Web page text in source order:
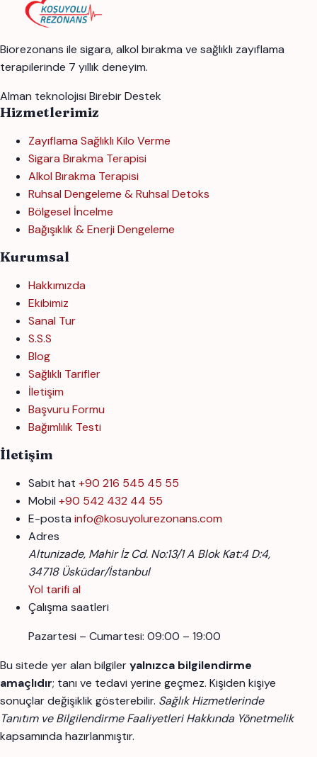
Biorezonans ile sigara, alkol bırakma ve sağlıklı zayıflama
terapilerinde 7 yıllık deneyim.
Alman teknolojisi Birebir Destek
Hizmetlerimiz
Zayıflama Sağlıklı Kilo Verme
Sigara Bırakma Terapisi
Alkol Bırakma Terapisi
Ruhsal Dengeleme & Ruhsal Detoks
Bölgesel İncelme
Bağışıklık & Enerji Dengeleme
Kurumsal
Hakkımızda
Ekibimiz
Sanal Tur
S.S.S
Blog
Sağlıklı Tarifler
İletişim
Başvuru Formu
Bağımlılık Testi
İletişim
Sabit hat +90 216 545 45 55
Mobil +90 542 432 44 55
E-posta info@kosuyolurezonans.com
Adres
Altunizade, Mahir İz Cd. No:13/1 A Blok Kat:4 D:4,
34718 Üsküdar/İstanbul
Yol tarifi al
Çalışma saatleri
Pazartesi – Cumartesi: 09:00 – 19:00
Bu sitede yer alan bilgileryalnızca bilgilendirme
amaçlıdır; tanı ve tedavi yerine geçmez. Kişiden kişiye
sonuçlar değişiklik gösterebilir. Sağlık Hizmetlerinde
Tanıtım ve Bilgilendirme Faaliyetleri Hakkında Yönetmelik
kapsamında hazırlanmıştır.